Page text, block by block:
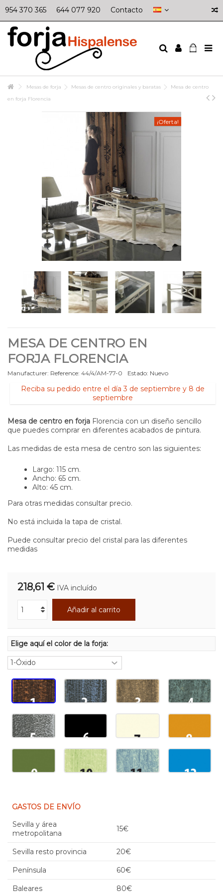
954 370 365 644 077 920 Contacto
Mesas de forja Mesas de centro originales y baratas
Mesa de centro
en forja Florencia
¡Oferta!
MESA DE CENTRO EN
FORJA FLORENCIA
Manufacturer: Reference: 44/4/AM-77-0 Estado: Nuevo
Reciba su pedido entre el día 3 de septiembre y 8 de
septiembre
Mesa de centro en forja Florencia con un diseño sencillo
que puedes comprar en diferentes acabados de pintura.
Las medidas de esta mesa de centro son las siguientes:
Largo: 115 cm.
Ancho: 65 cm.
Alto: 45 cm.
Para otras medidas consultar precio.
No está incluida la tapa de cristal.
Puede consultar precio del cristal para las diferentes
medidas
218,61 € IVA incluído
Añadir al carrito
Elige aquí el color de la forja:
GASTOS DE ENVÍO
Sevilla y área
metropolitana
15€
Sevilla resto provincia 20€
Península 60€
Baleares 80€